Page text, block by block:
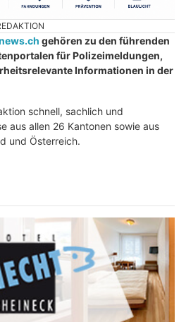
gehören zu den führenden
für Polizeimeldungen,
Informationen in der
schnell, sachlich und
aus allen 26 Kantonen sowie aus
und Österreich.